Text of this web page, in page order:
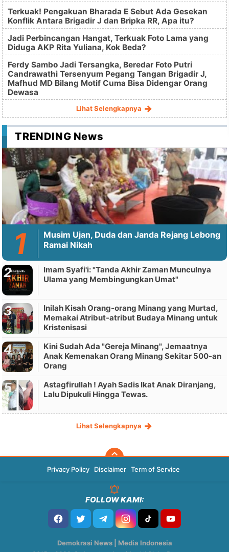
Terkuak! Pengakuan Bharada E Sebut Ada Gesekan
Konflik Antara Brigadir J dan Bripka RR, Apa itu?
Jadi Perbincangan Hangat, Terkuak Foto Lama yang
Diduga AKP Rita Yuliana, Kok Beda?
Ferdy Sambo Jadi Tersangka, Beredar Foto Putri
Candrawathi Tersenyum Pegang Tangan Brigadir J,
Mafhud MD Bilang Motif Cuma Bisa Didengar Orang
Dewasa
Lihat Selengkapnya
TRENDING News
Musim Ujan, Duda dan Janda Rejang Lebong
Ramai Nikah
Imam Syafi'i: "Tanda Akhir Zaman Munculnya
Ulama yang Membingungkan Umat"
Inilah Kisah Orang-orang Minang yang Murtad,
Memakai Atribut-atribut Budaya Minang untuk
Kristenisasi
Kini Sudah Ada "Gereja Minang", Jemaatnya
Anak Kemenakan Orang Minang Sekitar 500-an
Orang
Astagfirullah ! Ayah Sadis Ikat Anak Diranjang,
Lalu Dipukuli Hingga Tewas.
Lihat Selengkapnya
Privacy Policy Disclaimer Term of Service
FOLLOW KAMI:
Demokrasi News | Media Indonesia